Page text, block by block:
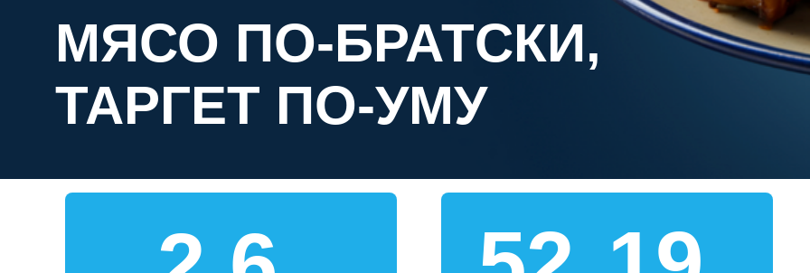
МЯСО ПО-БРАТСКИ,
ТАРГЕТ ПО-УМУ